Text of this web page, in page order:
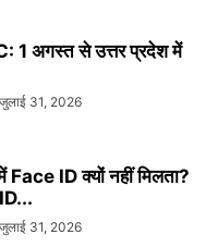
1 अगस्त से उत्तर प्रदेश में
जुलाई 31, 2026
ID क्यों नहीं मिलता?
जुलाई 31, 2026